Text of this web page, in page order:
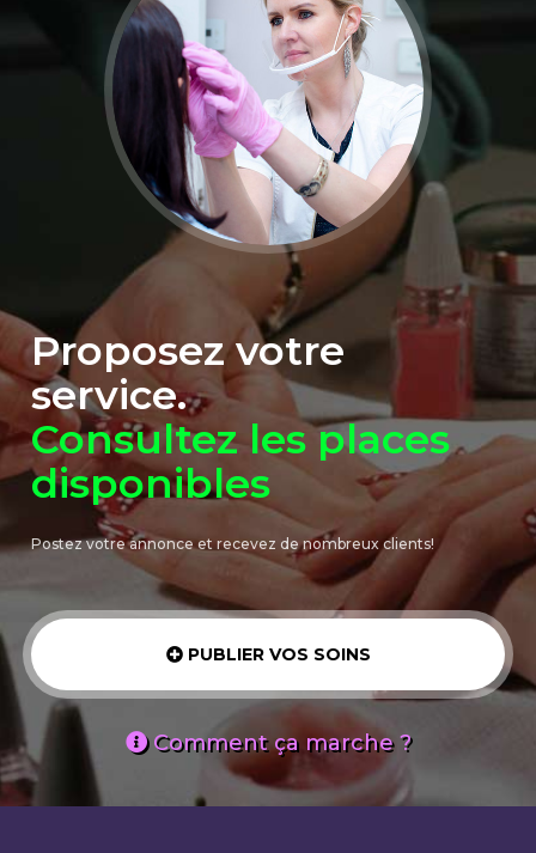
Proposez votre
service.
Consultez les places
disponibles
Postez votre annonce et recevez de nombreux clients!
PUBLIER VOS SOINS
Comment ça marche ?